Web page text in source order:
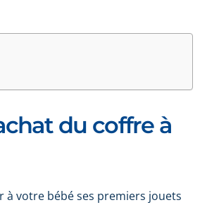
du coffre à
à votre bébé ses premiers jouets